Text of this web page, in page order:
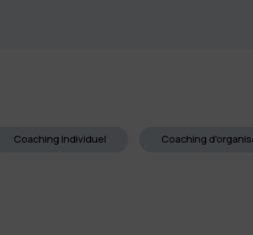
Coaching individuel Coaching